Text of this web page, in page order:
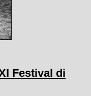
Festival di